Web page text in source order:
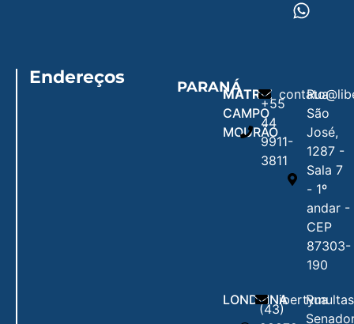
Endereços PARANÁMATRIZ
CAMPO
MOURÃO
+55
44
9911-
3811
Rua
São
José,
1287 -
Sala 7
- 1º
andar -
CEP
87303-
190
LONDRINA
(43)
Rua